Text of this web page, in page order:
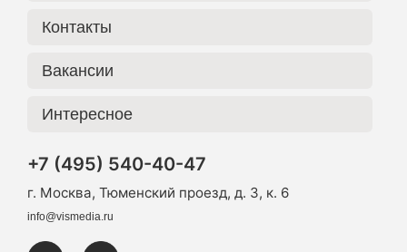
Контакты
Вакансии
Интересное
+7 (495) 540-40-47
г. Москва, Тюменский проезд, д. 3, к. 6
info@vismedia.ru